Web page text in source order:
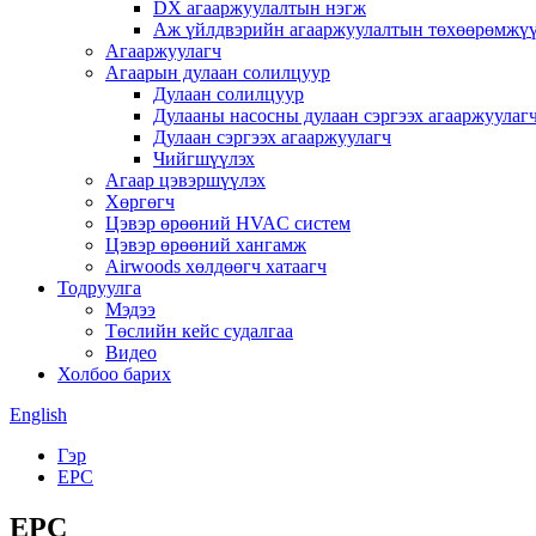
DX агааржуулалтын нэгж
Аж үйлдвэрийн агааржуулалтын
Агааржуулагч
Агаарын дулаан солилцуур
Дулаан солилцуур
Дулааны насосны дулаан сэргээх
Дулаан сэргээх агааржуулагч
Чийгшүүлэх
Агаар цэвэршүүлэх
Хөргөгч
Цэвэр өрөөний HVAC систем
Цэвэр өрөөний хангамж
Airwoods хөлдөөгч хатаагч
Тодруулга
Мэдээ
Төслийн кейс судалгаа
Видео
Холбоо барих
English
Гэр
EPC
EPC